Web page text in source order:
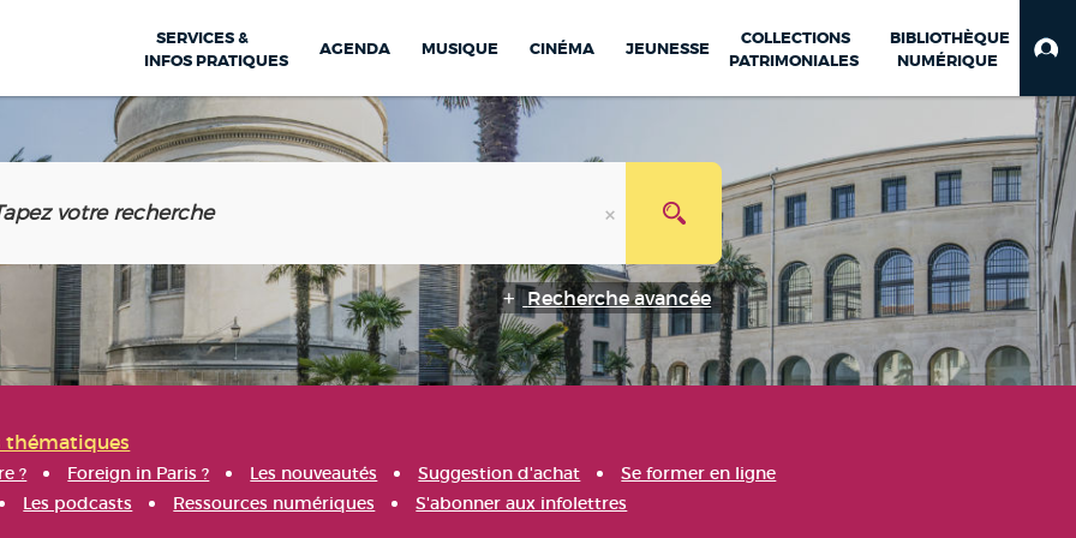
SERVICES &
INFOS PRATIQUES
AGENDA MUSIQUE CINÉMA JEUNESSE
COLLECTIONS
PATRIMONIALES
BIBLIOTHÈQUE
NUMÉRIQUE
Recherche avancée
thématiques
? Foreign in Paris ? Les nouveautés Suggestion d'achat
Se former en ligne
Les podcasts Ressources numériques S'abonner aux infolettres